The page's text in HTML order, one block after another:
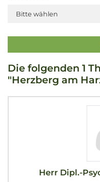
Die folgenden 1
"Herzberg am
Herr Dipl.-